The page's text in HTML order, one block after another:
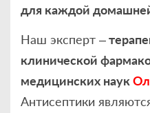
для каждой
Наш эксперт –
клинической
медицинских наук
Антисептики